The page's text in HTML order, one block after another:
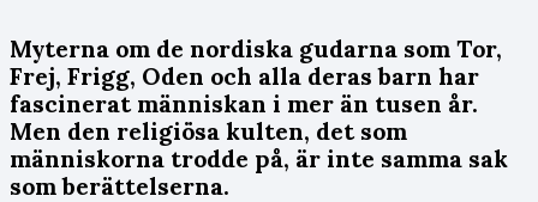
Myterna om de nordiska gudarna som Tor,
Frej, Frigg, Oden och alla deras barn har
fascinerat människan i mer än tusen år.
Men den religiösa kulten, det som
människorna trodde på, är inte samma sak
som berättelserna.